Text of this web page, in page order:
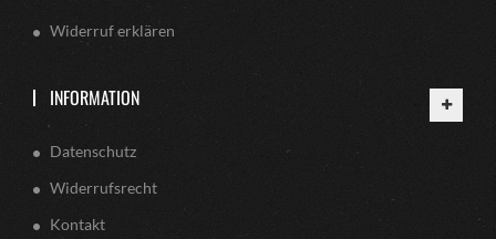
Widerruf erklären
INFORMATION
Datenschutz
Widerrufsrecht
Kontakt